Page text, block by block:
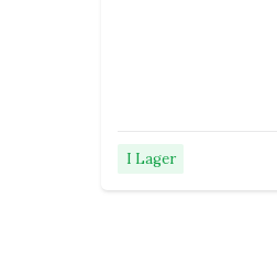
I Lager